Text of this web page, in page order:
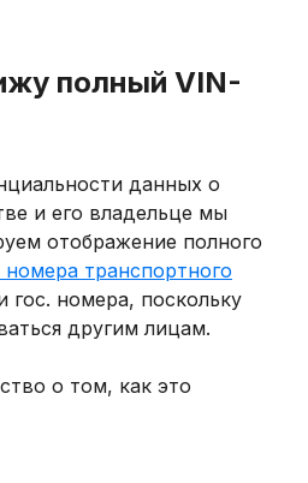
полный VIN-
данных о
и его владельце мы
отображение полного
транспортного
гос. номера, поскольку
другим лицам.
о том, как это